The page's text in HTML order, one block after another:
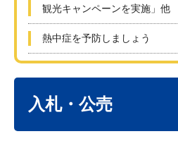
観光キャンペーンを実施」他
熱中症を予防しましょう
入札・公売